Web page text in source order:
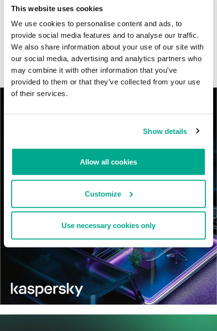
This website uses cookies
We use cookies to personalise content and ads, to
provide social media features and to analyse our traffic.
We also share information about your use of our site with
our social media, advertising and analytics partners who
may combine it with other information that you’ve
provided to them or that they’ve collected from your use
of their services.
Show details
Allow all cookies
Customize
Use necessary cookies only
APT asiáticos modernos
MosaicRegressor: acechando en las sombras de UEFI
RevengeHotels: cibercrimen dirigido a recepciones de hotel
en todo el mundo